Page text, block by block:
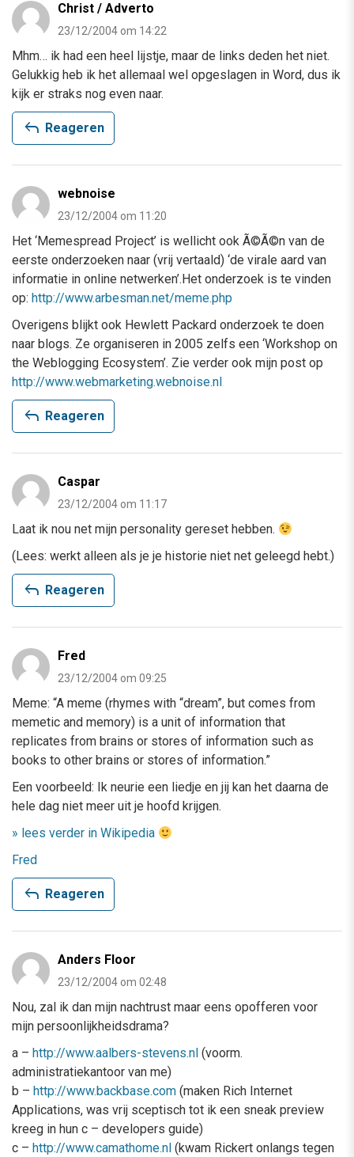
Christ / Adverto
23/12/2004 om 14:22
Mhm… ik had een heel lijstje, maar de links deden het niet.
Gelukkig heb ik het allemaal wel opgeslagen in Word, dus ik
kijk er straks nog even naar.
reply Reageren
webnoise
23/12/2004 om 11:20
Het ‘Memespread Project’ is wellicht ook Ã©Ã©n van de
eerste onderzoeken naar (vrij vertaald) ‘de virale aard van
informatie in online netwerken’.Het onderzoek is te vinden
op: http://www.arbesman.net/meme.php
Overigens blijkt ook Hewlett Packard onderzoek te doen
naar blogs. Ze organiseren in 2005 zelfs een ‘Workshop on
the Weblogging Ecosystem’. Zie verder ook mijn post op
http://www.webmarketing.webnoise.nl
reply Reageren
Caspar
23/12/2004 om 11:17
Laat ik nou net mijn personality gereset hebben.
(Lees: werkt alleen als je je historie niet net geleegd hebt.)
reply Reageren
Fred
23/12/2004 om 09:25
Meme: “A meme (rhymes with “dream”, but comes from
memetic and memory) is a unit of information that
replicates from brains or stores of information such as
books to other brains or stores of information.”
Een voorbeeld: Ik neurie een liedje en jij kan het daarna de
hele dag niet meer uit je hoofd krijgen.
» lees verder in Wikipedia
Fred
reply Reageren
Anders Floor
23/12/2004 om 02:48
Nou, zal ik dan mijn nachtrust maar eens opofferen voor
mijn persoonlijkheidsdrama?
a – http://www.aalbers-stevens.nl (voorm.
administratiekantoor van me)
b – http://www.backbase.com (maken Rich Internet
Applications, was vrij sceptisch tot ik een sneak preview
kreeg in hun c – developers guide)
c – http://www.camathome.nl (kwam Rickert onlangs tegen